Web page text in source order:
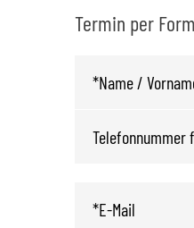
Termin per